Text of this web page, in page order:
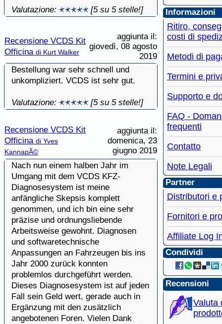
Valutazione: [5 su 5 stelle!]
Recensione VCDS Kit
Officina di Kurt Walker
aggiunta il:
giovedì, 08 agosto
2019
Bestellung war sehr schnell und
unkompliziert. VCDS ist sehr gut.
Valutazione: [5 su 5 stelle!]
Recensione VCDS Kit
Officina di Yves
KannapÃ©
aggiunta il:
domenica, 23
giugno 2019
Nach nun einem halben Jahr im
Umgang mit dem VCDS KFZ-
Diagnosesystem ist meine
anfängliche Skepsis komplett
genommen, und ich bin eine sehr
präzise und ordnungsliebende
Arbeitsweise gewohnt. Diagnosen
und softwaretechnische
Anpassungen an Fahrzeugen bis ins
Jahr 2000 zurück konnten
problemlos durchgeführt werden.
Dieses Diagnosesystem ist auf jeden
Fall sein Geld wert, gerade auch in
Ergänzung mit den zusätzlich
angebotenen Foren. Vielen Dank
Informazioni
Ritiro,
costi di
Metodi di
Termini e
Supporto e
FAQ -
frequenti
Contatto
Note Legali
Partner
Distributori e
Fornitori e
Affiliate Log
Condividi
Recensioni
Valuta